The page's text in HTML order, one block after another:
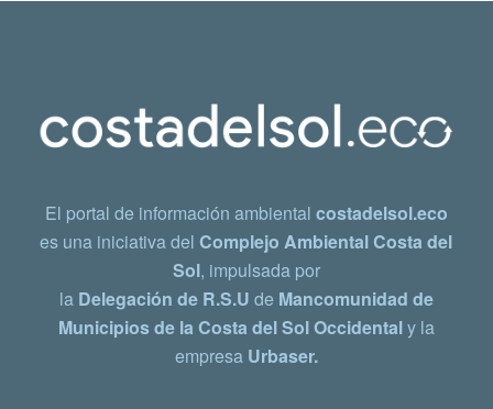
El portal de información ambiental costadelsol.eco
es una iniciativa delComplejo Ambiental Costa del
Sol, impulsada por
la Delegación de R.S.U de Mancomunidad de
Municipios de la Costa del Sol Occidentaly la
empresa Urbaser.